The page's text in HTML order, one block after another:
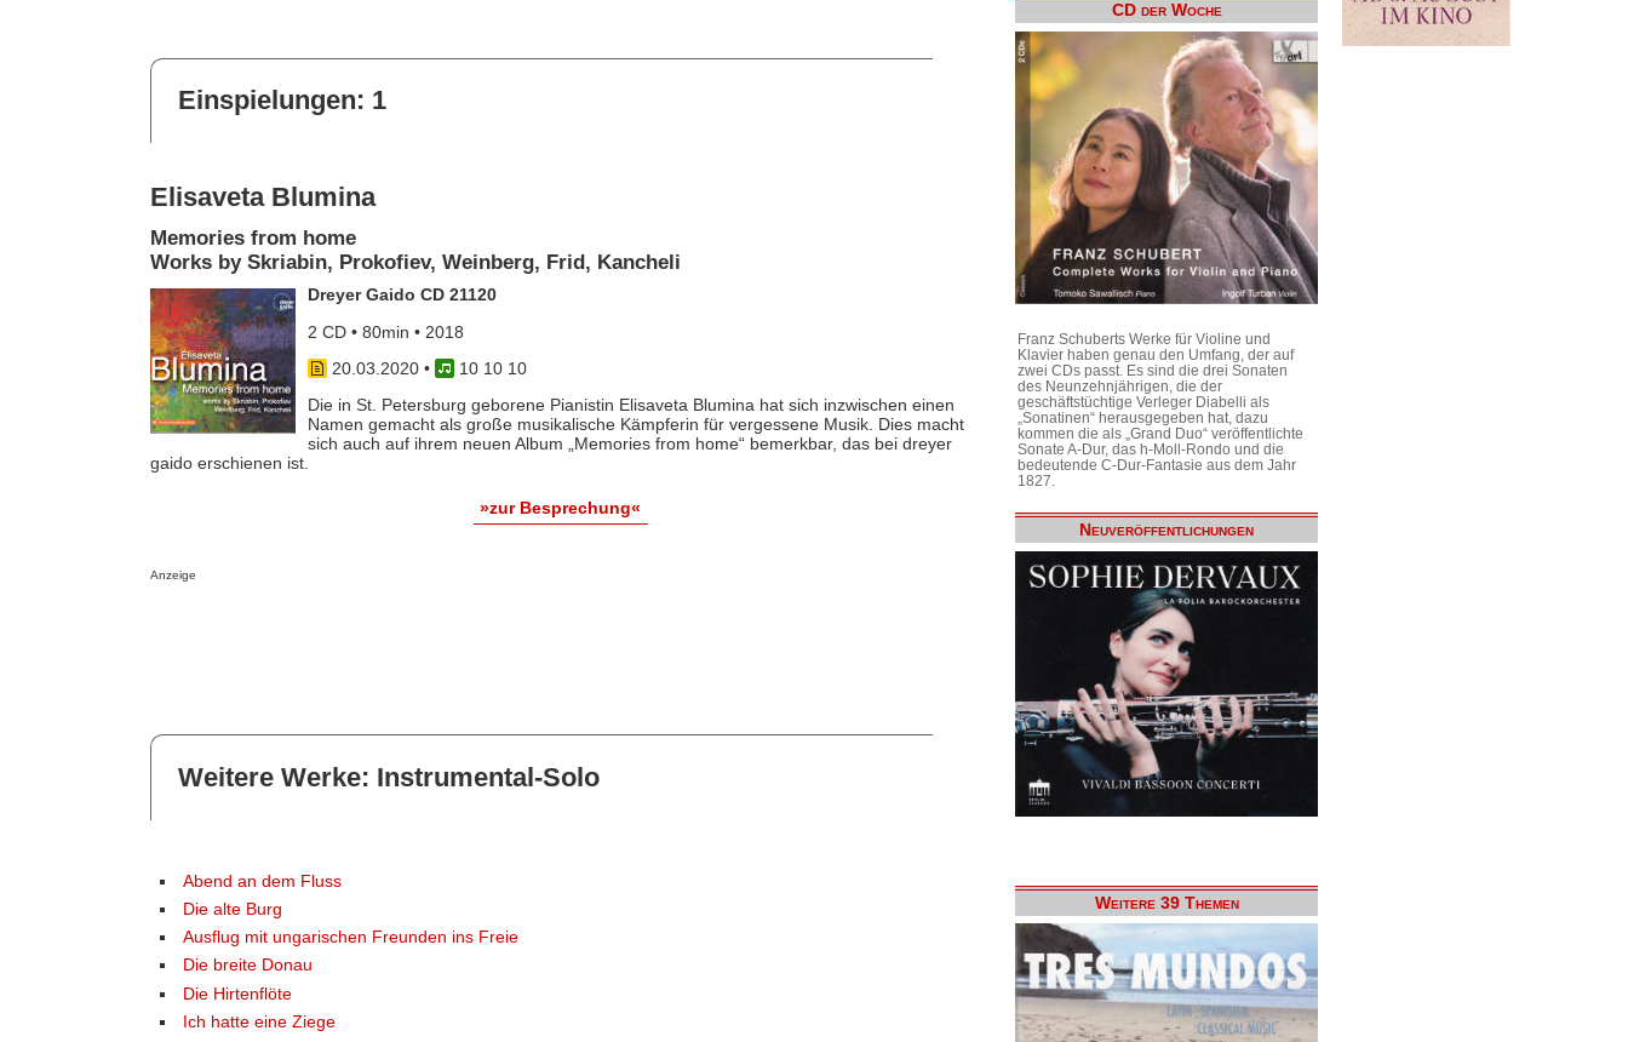
Einspielungen: 1
Elisaveta Blumina
Memories from home
Works by Skriabin, Prokofiev, Weinberg, Frid, Kancheli
Dreyer Gaido CD 21120
2 CD • 80min • 2018
20.03.2020•
10 10 10
Die in St. Petersburg geborene Pianistin Elisaveta Blumina hat sich inzwischen einen
Namen gemacht als große musikalische Kämpferin für vergessene Musik. Dies macht
sich auch auf ihrem neuen Album „Memories from home“ bemerkbar, das bei dreyer
gaido erschienen ist.
»zur Besprechung«
Anzeige
Weitere Werke: Instrumental-Solo
Abend an dem Fluss
Die alte Burg
Ausflug mit ungarischen Freunden ins Freie
Die breite Donau
Die Hirtenflöte
Ich hatte eine Ziege
CD der Woche
Franz Schuberts Werke für Violine und
Klavier haben genau den Umfang, der auf
zwei CDs passt. Es sind die drei Sonaten
des Neunzehnjährigen, die der
geschäftstüchtige Verleger Diabelli als
„Sonatinen“ herausgegeben hat, dazu
kommen die als „Grand Duo“ veröffentlichte
Sonate A-Dur, das h-Moll-Rondo und die
bedeutende C-Dur-Fantasie aus dem Jahr
1827.
Neuveröffentlichungen
Weitere 39 Themen